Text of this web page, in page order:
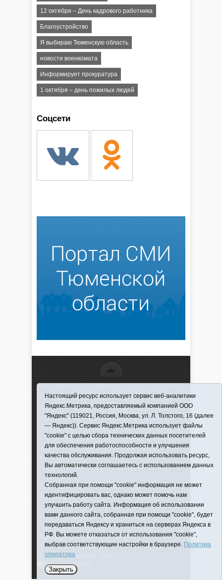
12 октября – День кадрового работника
Благоустройство
Я выбираю Тюменскую область
новости военкомата
Информирует прокуратура
1 октября – день пожилых людей
Соцсети
использовании материалов ссылка обязательна
Информационная лента выходит при финансовой
поддержке правительства Тюменской области
Регистрационный номер СМИ ЭЛ № ФС 77-66066
от 10.06. 2016 г. выдано Федеральной службой по
надзору в сфере связи, информационных
технологий и массовых коммуникаций.
Учредитель (соучредители) Автономная
некоммерческая организация "Информационно-
издательский центр "Красная звезда"" (627570,
Тюменская обл., Викуловский р-н, с. Викулово, ул.
Ленина, д. 5).
Главный редактор Антюхова Светлана
Владимировна. Адрес электронной почты:
krasnay_zvezda@obl72.ruТелефон: 2-42-32; 2-41-
36.
Политика оператора
Настоящий ресурс использует сервис веб-аналитики
Яндекс.Метрика, предоставляемый компанией ООО
"Яндекс" (119021, Россия, Москва, ул. Л. Толстого, 16 (далее
— Яндекс)). Сервис Яндекс.Метрика использует файлы
"cookie" с целью сбора технических данных посетителей
для обеспечения работоспособности и улучшения
качества обслуживания. Продолжая использовать ресурс,
Вы автоматически соглашаетесь с использованием данных
технологий.
Собранная при помощи "cookie" информация не может
идентифицировать вас, однако может помочь нам
улучшить работу сайта. Информация об использовании
вами данного сайта, собранная при помощи "cookie", будет
передаваться Яндексу и храниться на серверах Яндекса в
РФ. Вы можете отказаться от использования "cookie",
выбрав соответствующие настройки в браузере. Политика
оператора
Закрыть